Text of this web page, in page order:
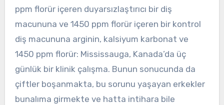
ppm florür içeren duyarsızlaştırıcı bir diş
macununa ve 1450 ppm florür içeren bir kontrol
diş macununa arginin, kalsiyum karbonat ve
1450 ppm florür: Mississauga, Kanada’da üç
günlük bir klinik çalışma. Bunun sonucunda da
çiftler boşanmakta, bu sorunu yaşayan erkekler
bunalıma girmekte ve hatta intihara bile